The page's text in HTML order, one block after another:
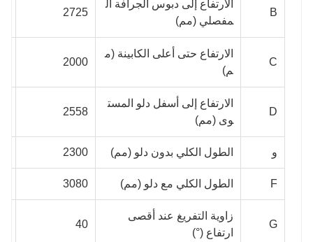
B
الارتفاع إلى دبوس الجرافة ال
مفصلي (مم)
2725
C
الارتفاع حتى أعلى الكابينة (م
م)
2000
D
الارتفاع إلى أسفل دلو المست
وى (مم)
2558
و الطول الكلي بدون دلو (مم) 2300
F الطول الكلي مع دلو (مم) 3080
G
زاوية التفريغ عند أقصى
ارتفاع (°)
40